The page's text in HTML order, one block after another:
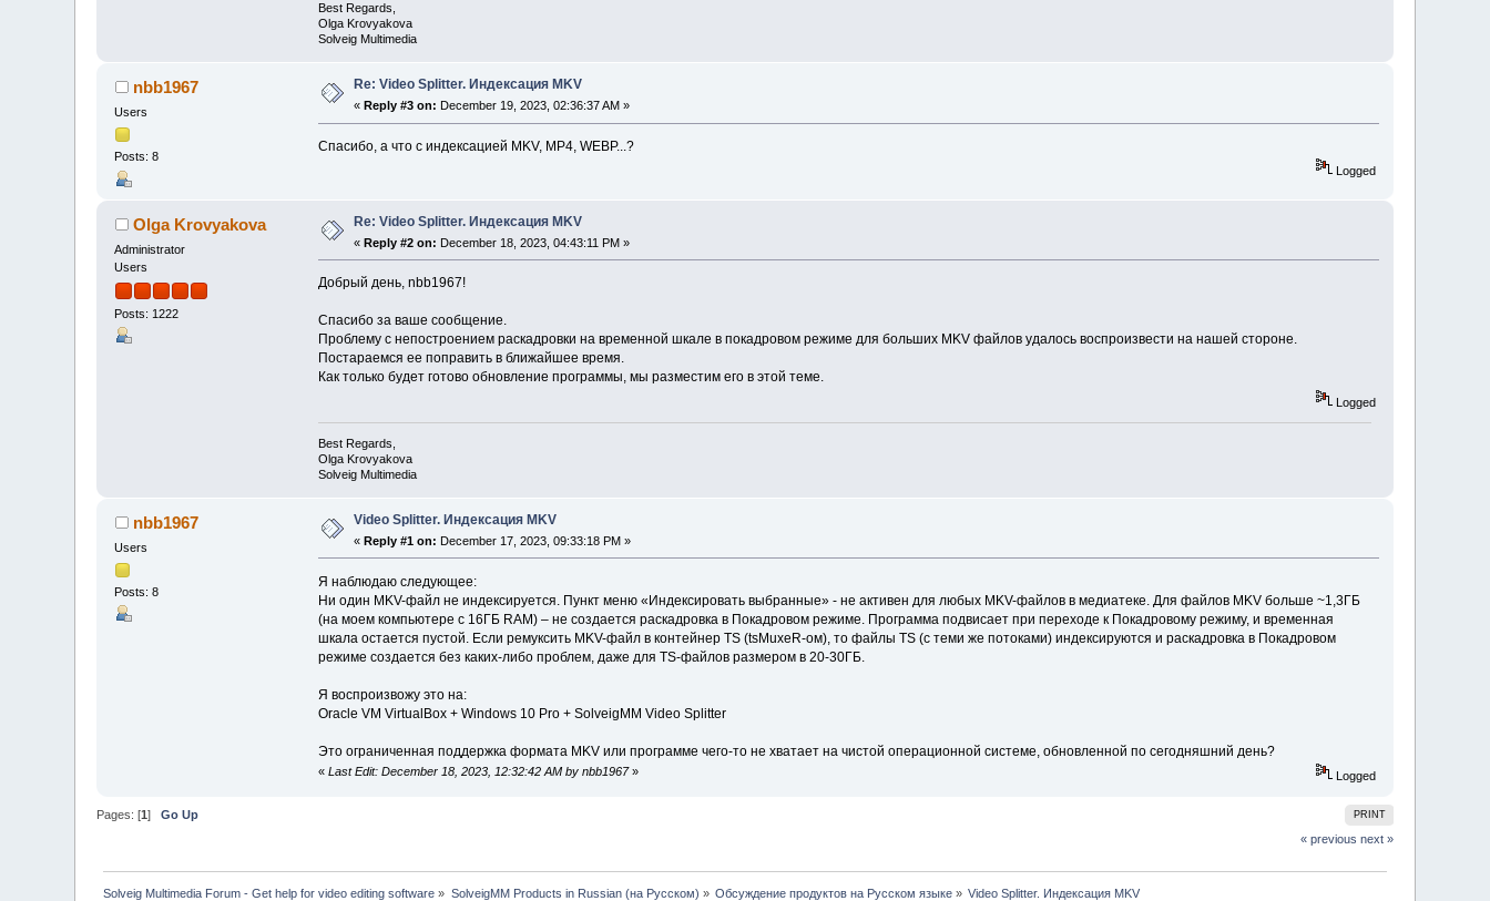
Best Regards,
Olga Krovyakova
Solveig Multimedia
nbb1967
Users
Posts: 8
Re: Video Splitter. Индексация MKV
«Reply #3 on: December 19, 2023, 02:36:37 AM »
Спасибо, а что с индексацией MKV, MP4, WEBP...?
Logged
Olga Krovyakova
Administrator
Users
Posts: 1222
Re: Video Splitter. Индексация MKV
«Reply #2 on: December 18, 2023, 04:43:11 PM »
Добрый день, nbb1967!
Спасибо за ваше сообщение.
Проблему с непостроением раскадровки на временной шкале в покадровом режиме для больших MKV файлов удалось воспроизвести на нашей стороне.
Постараемся ее поправить в ближайшее время.
Как только будет готово обновление программы, мы разместим его в этой теме.
Logged
Best Regards,
Olga Krovyakova
Solveig Multimedia
nbb1967
Users
Posts: 8
Video Splitter. Индексация MKV
«Reply #1 on: December 17, 2023, 09:33:18 PM »
Я наблюдаю следующее:
Ни один MKV-файл не индексируется. Пункт меню «Индексировать выбранные» - не активен для любых MKV-файлов в медиатеке. Для файлов MKV больше ~1,3ГБ
(на моем компьютере с 16ГБ RAM) – не создается раскадровка в Покадровом режиме. Программа подвисает при переходе к Покадровому режиму, и временная
шкала остается пустой. Если ремуксить MKV-файл в контейнер TS (tsMuxeR-ом), то файлы TS (с теми же потоками) индексируются и раскадровка в Покадровом
режиме создается без каких-либо проблем, даже для TS-файлов размером в 20-30ГБ.
Я воспроизвожу это на:
Oracle VM VirtualBox + Windows 10 Pro + SolveigMM Video Splitter
Это ограниченная поддержка формата MKV или программе чего-то не хватает на чистой операционной системе, обновленной по сегодняшний день?
« Last Edit: December 18, 2023, 12:32:42 AM by nbb1967» Logged
PRINT
Pages: [1]Go Up
« previous next »
Solveig Multimedia Forum - Get help for video editing software » SolveigMM Products in Russian (на Русском) » Обсуждение продуктов на Русском языке » Video Splitter. Индексация MKV